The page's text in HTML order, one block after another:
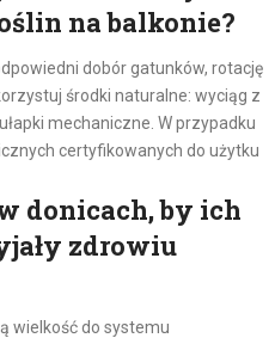
na balkonie?
dobór gatunków, rotację
środki naturalne: wyciąg z
mechaniczne. W przypadku
certyfikowanych do użytku
donicach, by ich
zdrowiu
wielkość do systemu